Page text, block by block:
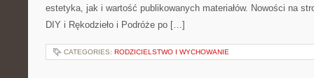
estetyka, jak i wartość publikowanych materiałów. Nowości na
DIY i Rękodzieło i Podróże po […]
CATEGORIES: RODZICIELSTWO I WYCHOWANIE